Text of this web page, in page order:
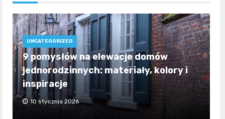
UNCATEGORIZED
9 pomysłów na elewacje domów
jednorodzinnych: materiały, kolory i
inspiracje
10 stycznia 2026